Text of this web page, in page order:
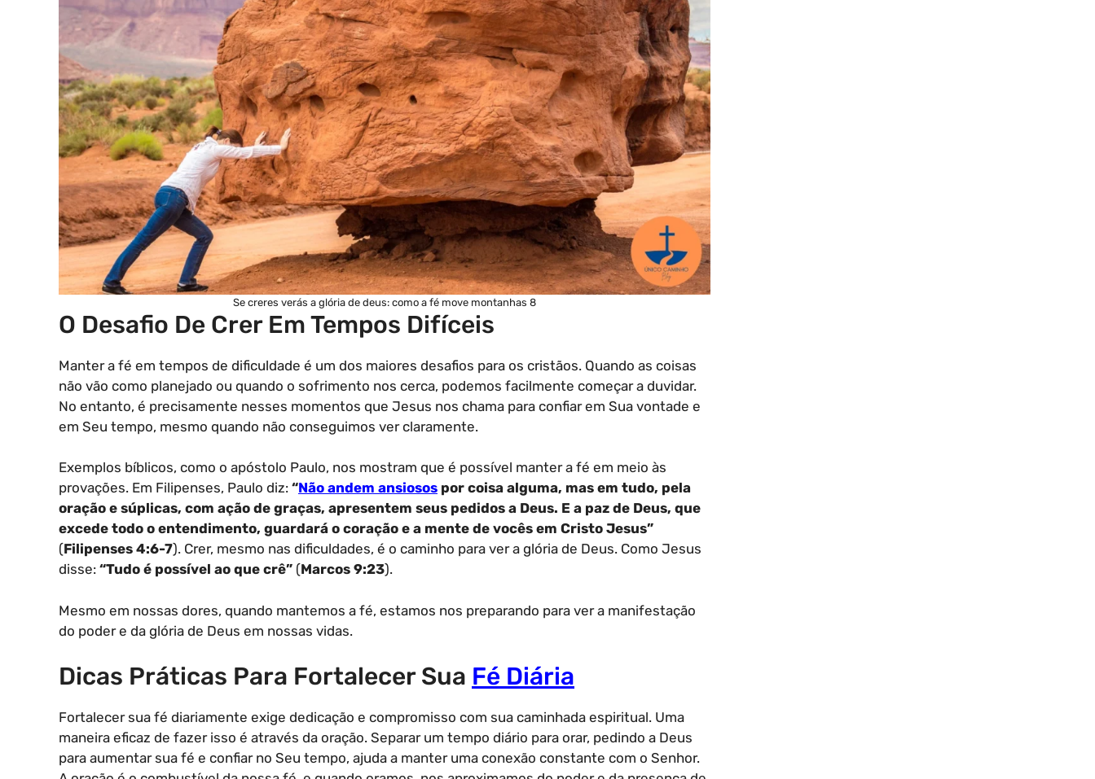
Se creres verás a glória de deus: como a fé move montanhas 8
O Desafio De Crer Em Tempos Difíceis
Manter a fé em tempos de dificuldade é um dos maiores desafios para os cristãos. Quando as coisas
não vão como planejado ou quando o sofrimento nos cerca, podemos facilmente começar a duvidar.
No entanto, é precisamente nesses momentos que Jesus nos chama para confiar em Sua vontade e
em Seu tempo, mesmo quando não conseguimos ver claramente.
Exemplos bíblicos, como o apóstolo Paulo, nos mostram que é possível manter a fé em meio às
provações. Em Filipenses, Paulo diz: “Não andem ansiosos por coisa alguma, mas em tudo, pela
oração e súplicas, com ação de graças, apresentem seus pedidos a Deus. E a paz de Deus, que
excede todo o entendimento, guardará o coração e a mente de vocês em Cristo Jesus”
(Filipenses 4:6-7). Crer, mesmo nas dificuldades, é o caminho para ver a glória de Deus. Como Jesus
disse: “Tudo é possível ao que crê” (Marcos 9:23).
Mesmo em nossas dores, quando mantemos a fé, estamos nos preparando para ver a manifestação
do poder e da glória de Deus em nossas vidas.
Dicas Práticas Para Fortalecer Sua Fé Diária
Fortalecer sua fé diariamente exige dedicação e compromisso com sua caminhada espiritual. Uma
maneira eficaz de fazer isso é através da oração. Separar um tempo diário para orar, pedindo a Deus
para aumentar sua fé e confiar no Seu tempo, ajuda a manter uma conexão constante com o Senhor.